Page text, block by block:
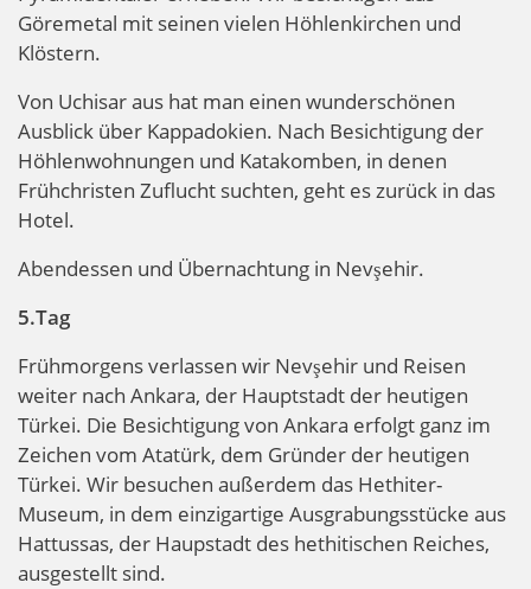
Göremetal mit seinen vielen Höhlenkirchen und
Klöstern.
Von Uchisar aus hat man einen wunderschönen
Ausblick über Kappadokien. Nach Besichtigung der
Höhlenwohnungen und Katakomben, in denen
Frühchristen Zuflucht suchten, geht es zurück in das
Hotel.
Abendessen und Übernachtung in Nevşehir.
5.Tag
Frühmorgens verlassen wir Nevşehir und Reisen
weiter nach Ankara, der Hauptstadt der heutigen
Türkei. Die Besichtigung von Ankara erfolgt ganz im
Zeichen vom Atatürk, dem Gründer der heutigen
Türkei. Wir besuchen außerdem das Hethiter-
Museum, in dem einzigartige Ausgrabungsstücke aus
Hattussas, der Haupstadt des hethitischen Reiches,
ausgestellt sind.